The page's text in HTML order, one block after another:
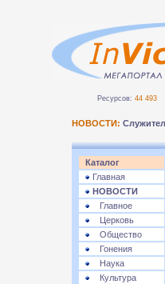
Ресурсов: 44 493
НОВОСТИ:
Каталог
Главная
НОВОСТИ
Главное
Церковь
Общество
Гонения
Наука
Культура